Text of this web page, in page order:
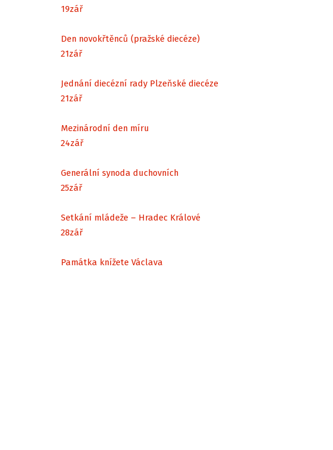
19zář
Den novokřtěnců (pražské diecéze)
21zář
Jednání diecézní rady Plzeňské diecéze
21zář
Mezinárodní den míru
24zář
Generální synoda duchovních
25zář
Setkání mládeže – Hradec Králové
28zář
Památka knížete Václava